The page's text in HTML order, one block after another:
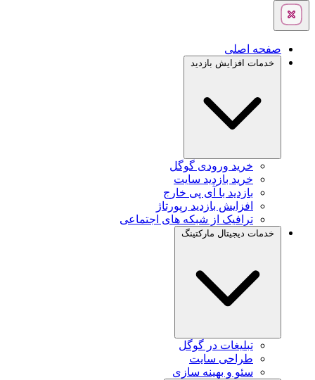
صفحه اصلی
خدمات افزایش بازدید
خرید ورودی گوگل
خرید بازدید سایت
بازدید با آی پی خارج
افزایش بازدید رپورتاژ
ترافیک از شبکه های اجتماعی
خدمات دیجیتال مارکتینگ
تبلیغات در گوگل
طراحی سایت
سئو و بهینه سازی